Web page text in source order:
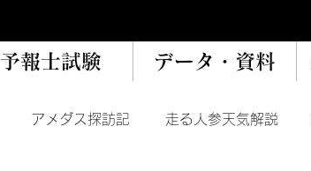
予報士試験 データ・資料
アメダス探訪記 走る人参天気解説